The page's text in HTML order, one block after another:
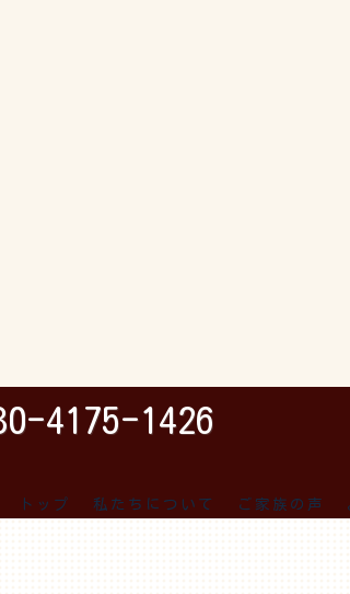
4175-1426
トップ 私たちについて ご家族の声